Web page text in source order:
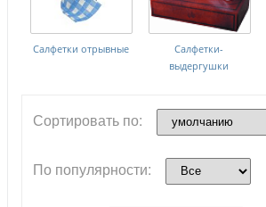
Салфетки отрывные
Салфетки-
выдергушки
Сортировать по:
По популярности: